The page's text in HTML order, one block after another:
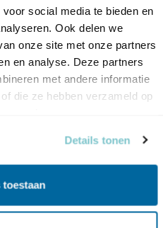
social media te bieden en
Ook delen we
onze site met onze partners
en analyse. Deze partners
met andere informatie
die ze hebben verzameld op
Details tonen
toestaan
inspiratie, acties en tips
Vogelbescherming.